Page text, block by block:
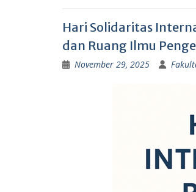
Hari Solidaritas
dan Ruang Ilmu
November 29, 2025